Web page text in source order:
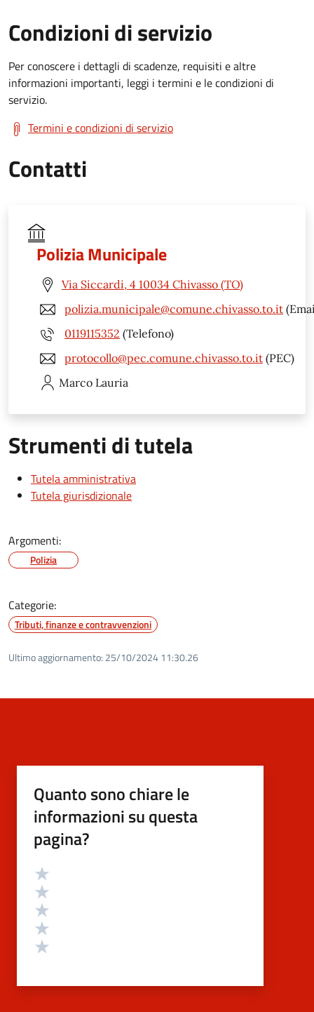
Condizioni di servizio
Per conoscere i dettagli di scadenze, requisiti e altre
informazioni importanti, leggi i termini e le condizioni di
servizio.
Termini e condizioni di servizio
Contatti
Polizia Municipale
Via Siccardi, 4 10034 Chivasso (TO)
polizia.municipale@comune.chivasso.to.it
0119115352 (Telefono)
protocollo@pec.comune.chivasso.to.it (PEC)
Marco Lauria
Strumenti di tutela
Tutela amministrativa
Tutela giurisdizionale
Argomenti:
Polizia
Categorie:
Tributi, finanze e contravvenzioni
Ultimo aggiornamento: 25/10/2024 11:30.26
Quanto sono chiare le
informazioni su questa
pagina?
Valutazione